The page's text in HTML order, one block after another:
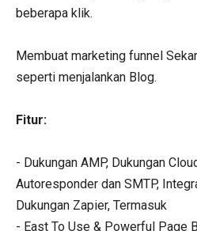
beberapa klik.
Membuat marketing funnel
seperti menjalankan Blog.
Fitur:
- Dukungan AMP, Dukungan
Autoresponder dan SMTP,
Dukungan Zapier, Termasuk
- East To Use & Powerful Page